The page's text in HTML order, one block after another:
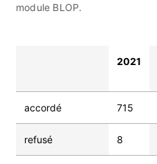
module BLOP.
2021
accordé 715
refusé 8